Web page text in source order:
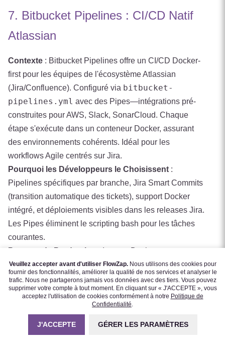
7. Bitbucket Pipelines : CI/CD Natif
Atlassian
Contexte : Bitbucket Pipelines offre un CI/CD Docker-
first pour les équipes de l'écosystème Atlassian
(Jira/Confluence). Configuré via bitbucket-
pipelines.yml avec des Pipes—intégrations pré-
construites pour AWS, Slack, SonarCloud. Chaque
étape s'exécute dans un conteneur Docker, assurant
des environnements cohérents. Idéal pour les
workflows Agile centrés sur Jira.
Pourquoi les Développeurs le Choisissent :
Pipelines spécifiques par branche, Jira Smart Commits
(transition automatique des tickets), support Docker
intégré, et déploiements visibles dans les releases Jira.
Les Pipes éliminent le scripting bash pour les tâches
courantes.
Patterns de Production
: Images Docker
personnalisées pour builds monorepo, étapes
parallèles (lint+test), variables de déploiement par
environnement, et clés SSH depuis les paramètres du
Veuillez accepter avant d'utiliser FlowZap. Nous utilisons des cookies pour
fournir des fonctionnalités, améliorer la qualité de nos services et analyser le
trafic. Nous ne partagerons jamais vos données avec des tiers. Vous pouvez
supprimer votre compte à tout moment. En cliquant sur « J'ACCEPTE », vous
acceptez l'utilisation de cookies conformément à notre Politique de
Confidentialité.
J'ACCEPTE GÉRER LES PARAMÈTRES